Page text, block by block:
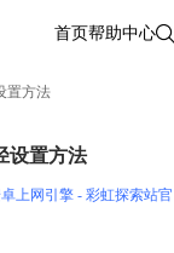
首页帮助中心
置方法
设置方法
上网引擎 - 彩虹探索站官